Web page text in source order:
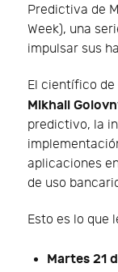
Predictiva de
Week), una
impulsar sus
El científico de
Mikhail
predictivo, la
aplicaciones
de uso
Esto es lo que
Martes 21